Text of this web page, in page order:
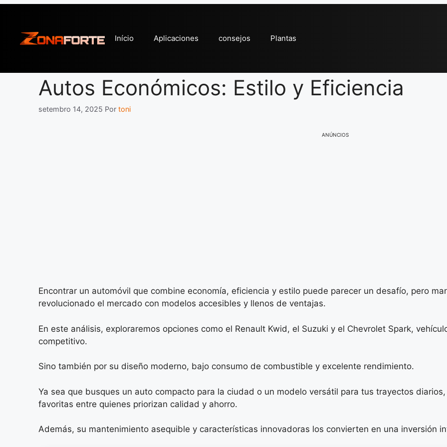
conteúdo
Início Aplicaciones consejos Plantas
Autos Económicos: Estilo y Eficiencia
setembro 14, 2025 Por toni
ANÚNCIOS
Encontrar un automóvil que combine economía, eficiencia y estilo puede parecer un desafío, pero
revolucionado el mercado con modelos accesibles y llenos de ventajas.
En este análisis, exploraremos opciones como el Renault Kwid, el Suzuki y el Chevrolet Spark,
competitivo.
Sino también por su diseño moderno, bajo consumo de combustible y excelente rendimiento.
Ya sea que busques un auto compacto para la ciudad o un modelo versátil para tus trayectos
favoritas entre quienes priorizan calidad y ahorro.
Además, su mantenimiento asequible y características innovadoras los convierten en una inversión